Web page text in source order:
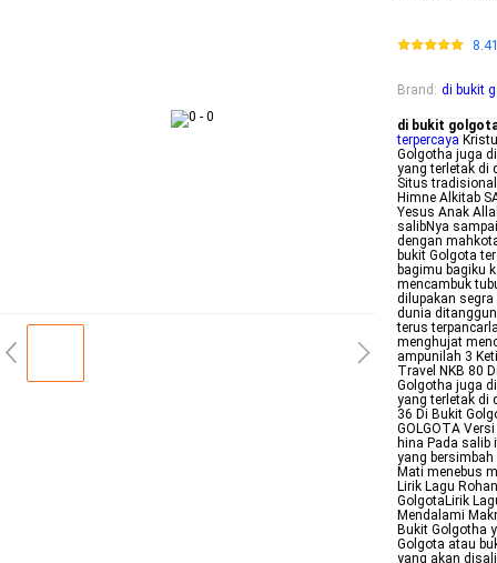
Brand : di bukit
di bukit
terpercaya
Golgotha juga
yang terletak di
Situs
Himne Alkitab
Yesus Anak
salibNya
dengan
bukit Golgota
bagimu bagiku
mencambuk
dilupakan segra
dunia
terus
menghujat
ampunilah 3
Travel NKB 80
Golgotha juga
yang terletak di
36 Di Bukit
GOLGOTA
hina Pada salib
yang
Mati menebus
Lirik Lagu
GolgotaLirik
Mendalami
Bukit Golgotha
Golgota atau
yang akan